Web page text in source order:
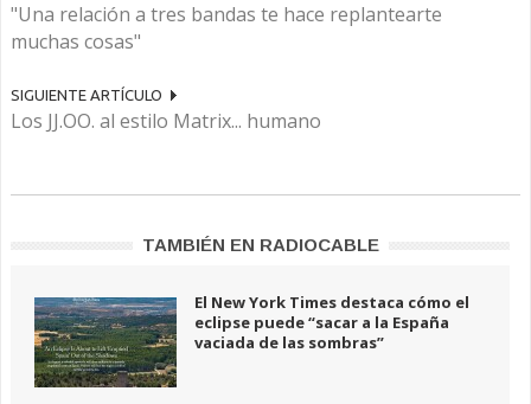
"Una relación a tres bandas te hace replantearte
muchas cosas"
SIGUIENTE ARTÍCULO
Los JJ.OO. al estilo Matrix... humano
TAMBIÉN EN RADIOCABLE
El New York Times destaca cómo el
eclipse puede “sacar a la España
vaciada de las sombras”